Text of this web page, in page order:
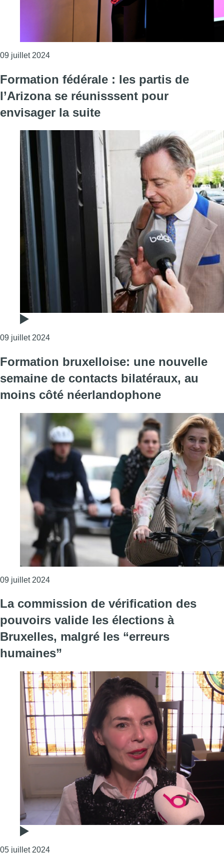
09 juillet 2024Consulter l'article "Elections: les listes “Collectif
Formation fédérale : les partis de
l’Arizona se réunisssent pour
envisager la suite
09 juillet 2024Consulter l'article "Formation fédérale : les
Formation bruxelloise: une nouvelle
semaine de contacts bilatéraux, au
moins côté néerlandophone
09 juillet 2024Consulter l'article "Formation bruxelloise: une
La commission de vérification des
pouvoirs valide les élections à
Bruxelles, malgré les “erreurs
humaines”
05 juillet 2024Consulter l'article "La commission de